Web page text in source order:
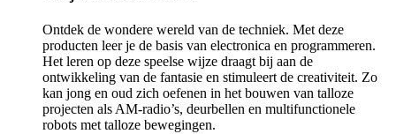
Ontdek de wondere wereld van de techniek. Met deze
producten leer je de basis van electronica en programmeren.
Het leren op deze speelse wijze draagt bij aan de
ontwikkeling van de fantasie en stimuleert de creativiteit. Zo
kan jong en oud zich oefenen in het bouwen van talloze
projecten als AM-radio’s, deurbellen en multifunctionele
robots met talloze bewegingen.